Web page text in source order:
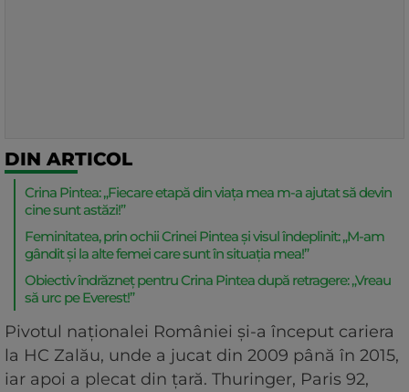
DIN ARTICOL
Crina Pintea: „Fiecare etapă din viața mea m-a ajutat să devin
cine sunt astăzi!”
Feminitatea, prin ochii Crinei Pintea și visul îndeplinit: „M-am
gândit și la alte femei care sunt în situația mea!”
Obiectiv îndrăzneț pentru Crina Pintea după retragere: „Vreau
să urc pe Everest!”
Pivotul naționalei României și-a început cariera
la HC Zalău, unde a jucat din 2009 până în 2015,
iar apoi a plecat din țară. Thuringer, Paris 92,